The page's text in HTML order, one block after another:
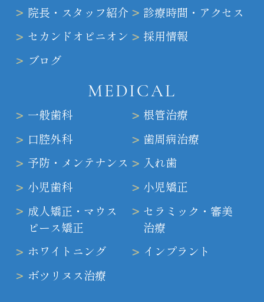
院長・スタッフ紹介 診療時間・アクセス
セカンドオピニオン 採用情報
ブログ
MEDICAL
一般歯科
小児矯正
根管治療
成人矯正・マウス
ピース矯正
口腔外科
セラミック・審美
治療
歯周病治療
ホワイトニング
予防・メンテナンス
インプラント
入れ歯
ボツリヌス治療
小児歯科